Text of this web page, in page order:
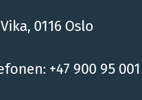
0116 Oslo
+47 900 95 001